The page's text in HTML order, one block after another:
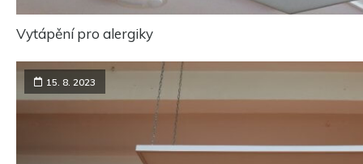
Vytápění pro alergiky
15. 8. 2023